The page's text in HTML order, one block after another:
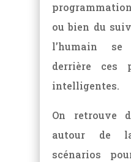
ou bien du
l’humain
derrière ces
intelligentes.
On retrouve
autour de
scénarios